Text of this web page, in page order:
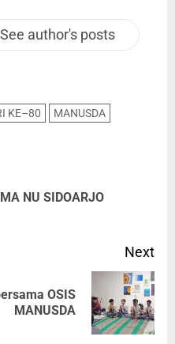
See author's posts
KE–80 MANUSDA
NU SIDOARJO
Next
OSIS
MANUSDA